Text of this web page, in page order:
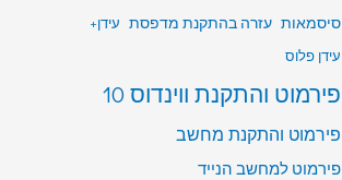
סיסמאות עזרה בהתקנת מדפסת עידן+
עידן פלוס
פירמוט והתקנת ווינדוס 10
פירמוט והתקנת מחשב
פירמוט למחשב הנייד